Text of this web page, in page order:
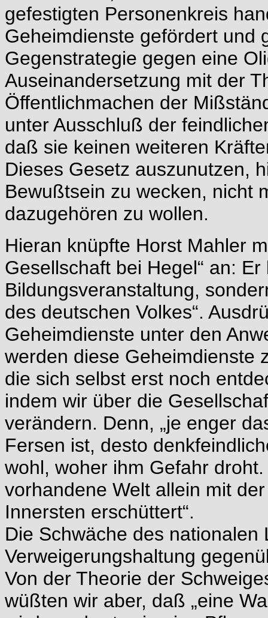
gefestigten Personenkreis
Geheimdienste gefördert und
Gegenstrategie gegen eine
Auseinandersetzung mit der
Öffentlichmachen der
unter Ausschluß der
daß sie keinen weiteren
Dieses Gesetz auszunutzen,
Bewußtsein zu wecken, nicht
dazugehören zu wollen.
Hieran knüpfte Horst Mahler
Gesellschaft bei Hegel“ an:
Bildungsveranstaltung,
des deutschen Volkes“.
Geheimdienste unter den
werden diese Geheimdienste
die sich selbst erst noch
indem wir über die
verändern. Denn, „je enger
Fersen ist, desto
wohl, woher ihm Gefahr
vorhandene Welt allein mit
Innersten erschüttert“.
Die Schwäche des
Verweigerungshaltung
Von der Theorie der
wüßten wir aber, daß „eine